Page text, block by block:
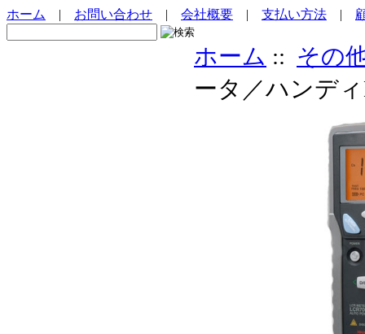
ホーム | お問い合わせ | 会社概要 | 支払い方法 |
ホーム :: その
ータ／ハンデ